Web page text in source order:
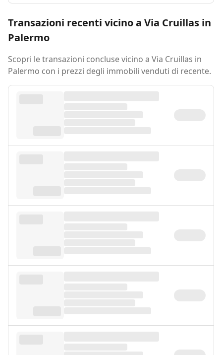
Transazioni recenti vicino a Via Cruillas in
Palermo
Scopri le transazioni concluse vicino a Via Cruillas in
Palermo con i prezzi degli immobili venduti di recente.